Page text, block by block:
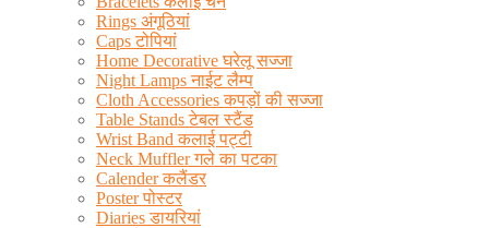
Rings अंगूठियां
Caps टोपियां
Home Decorative घरेलू सज्जा
Night Lamps नाईट लैम्प
Cloth Accessories कपड़ों की सज्जा
Table Stands टेबल स्टैंड
Wrist Band कलाई पट्टी
Neck Muffler गले का पटका
Calender कलैंडर
Poster पोस्टर
Diaries डायरियां